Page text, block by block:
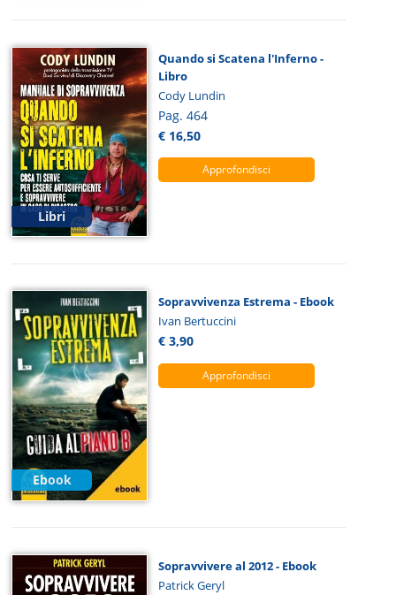
Libri
Quando si Scatena l'Inferno -
Libro
Cody Lundin
Pag. 464
€ 16,50
Approfondisci
Ebook
Sopravvivenza Estrema - Ebook
Ivan Bertuccini
€ 3,90
Approfondisci
Sopravvivere al 2012 - Ebook
Patrick Geryl